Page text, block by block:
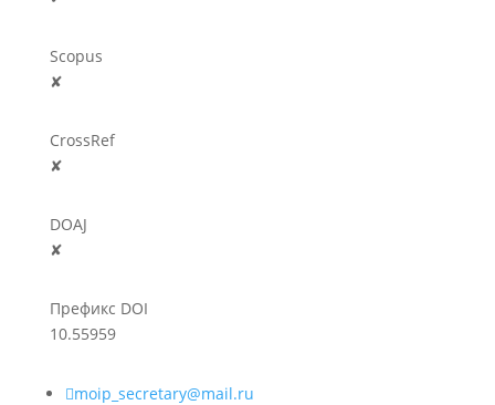
Scopus
✘
CrossRef
✘
DOAJ
✘
Префикс DOI
10.55959
moip_secretary@mail.ru